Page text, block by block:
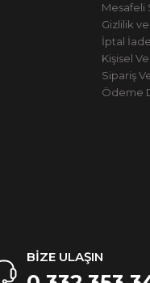
Mesafeli
Gizlilik
İptal
Kişisel
Sipariş
Ödeme
BİZE ULAŞIN